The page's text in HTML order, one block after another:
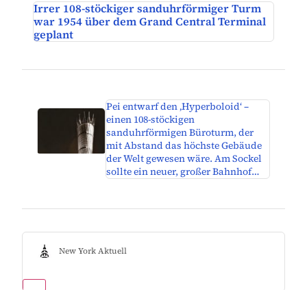
Irrer 108-stöckiger sanduhrförmiger Turm
war 1954 über dem Grand Central Terminal
geplant
Pei entwarf den ‚Hyperboloid‘ –
einen 108-stöckigen
sanduhrförmigen Büroturm, der
mit Abstand das höchste Gebäude
der Welt gewesen wäre. Am Sockel
sollte ein neuer, großer Bahnhof…
New York Aktuell